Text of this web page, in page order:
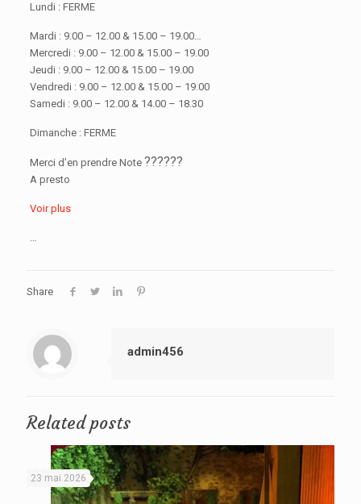
Lundi : FERME
Mardi : 9.00 – 12.00 & 15.00 – 19.00…
Mercredi : 9.00 – 12.00 & 15.00 – 19.00
Jeudi : 9.00 – 12.00 & 15.00 – 19.00
Vendredi : 9.00 – 12.00 & 15.00 – 19.00
Samedi : 9.00 – 12.00 & 14.00 – 18.30
Dimanche : FERME
Merci d’en prendre Note ??????
A presto
Voir plus
…
Share
admin456
Related posts
23 mai 2026